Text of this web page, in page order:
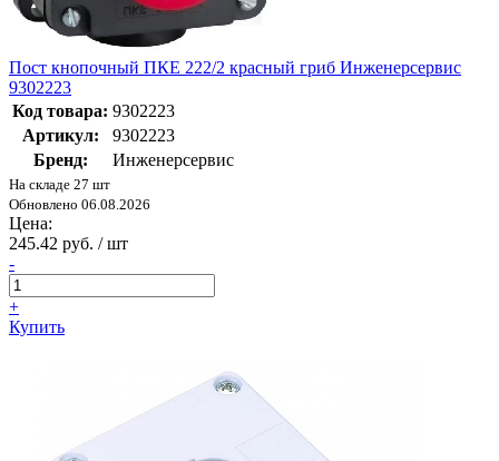
Пост кнопочный ПКЕ 222/2 красный гриб Инженерсервис
9302223
Код товара: 9302223
Артикул:
9302223
Бренд:
Инженерсервис
На складе 27 шт
Обновлено 06.08.2026
Цена:
245.42 руб. / шт
-
+
Купить